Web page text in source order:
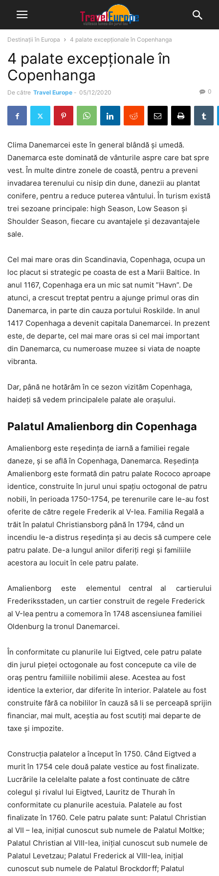
Destinații în Europa 4 palate excepționale în Copenhanga
4 palate excepționale în
Copenhanga
De către Travel Europe - 05/12/2020 0
Clima Danemarcei este în general blândă și umedă.
Danemarca este dominată de vânturile aspre care bat spre
vest. În multe dintre zonele de coastă, pentru a preveni
invadarea terenului cu nisip din dune, danezii au plantat
conifere, pentru a reduce puterea vântului. În turism există
trei sezoane principale: high Season, Low Season și
Shoulder Season, fiecare cu avantajele și dezavantajele
sale.
Cel mai mare oras din Scandinavia, Copenhaga, ocupa un
loc placut si strategic pe coasta de est a Marii Baltice. In
anul 1167, Copenhaga era un mic sat numit ”Havn”. De
atunci, a crescut treptat pentru a ajunge primul oras din
Danemarca, in parte din cauza portului Roskilde. In anul
1417 Copenhaga a devenit capitala Danemarcei. In prezent
este, de departe, cel mai mare oras si cel mai important
din Danemarca, cu numeroase muzee si viata de noapte
vibranta.
Dar, până ne hotărâm în ce sezon vizităm Copenhaga,
haideți să vedem principalele palate ale orașului.
Palatul Amalienborg din Copenhaga
Amalienborg este reședința de iarnă a familiei regale
daneze, și se află în Copenhaga, Danemarca. Reședința
Amalienborg este formată din patru palate Rococo aproape
identice, construite în jurul unui spațiu octogonal de patru
nobili, în perioada 1750-1754, pe terenurile care le-au fost
oferite de către regele Frederik al V-Iea. Familia Regală a
trăit în palatul Christiansborg până în 1794, când un
incendiu le-a distrus reședința și au decis să cumpere cele
patru palate. De-a lungul anilor diferiți regi și familiile
acestora au locuit în cele patru palate.
Amalienborg este elementul central al cartierului
Frederiksstaden, un cartier construit de regele Frederick
al V-Iea pentru a comemora în 1748 ascensiunea familiei
Oldenburg la tronul Danemarcei.
În conformitate cu planurile lui Eigtved, cele patru palate
din jurul pieței octogonale au fost concepute ca vile de
oraș pentru familiile nobilimii alese. Acestea au fost
identice la exterior, dar diferite în interior. Palatele au fost
construite fără ca nobililor în cauză să li se perceapă sprijin
financiar, mai mult, aceștia au fost scutiți mai departe de
taxe și impozite.
Construcția palatelor a început în 1750. Când Eigtved a
murit în 1754 cele două palate vestice au fost finalizate.
Lucrările la celelalte palate a fost continuate de către
colegul și rivalul lui Eigtved, Lauritz de Thurah în
conformitate cu planurile acestuia. Palatele au fost
finalizate în 1760. Cele patru palate sunt: Palatul Christian
al VII – lea, inițial cunoscut sub numele de Palatul Moltke;
Palatul Christian al VIII-Iea, inițial cunoscut sub numele de
Palatul Levetzau; Palatul Frederick al VIII-Iea, inițial
cunoscut sub numele de Palatul Brockdorff; Palatul